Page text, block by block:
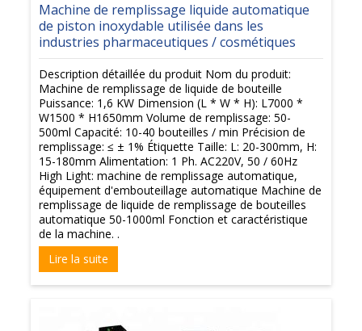
Machine de remplissage liquide automatique
de piston inoxydable utilisée dans les
industries pharmaceutiques / cosmétiques
Description détaillée du produit Nom du produit:
Machine de remplissage de liquide de bouteille
Puissance: 1,6 KW Dimension (L * W * H): L7000 *
W1500 * H1650mm Volume de remplissage: 50-
500ml Capacité: 10-40 bouteilles / min Précision de
remplissage: ≤ ± 1% Étiquette Taille: L: 20-300mm, H:
15-180mm Alimentation: 1 Ph. AC220V, 50 / 60Hz
High Light: machine de remplissage automatique,
équipement d'embouteillage automatique Machine de
remplissage de liquide de remplissage de bouteilles
automatique 50-1000ml Fonction et caractéristique
de la machine. .
Lire la suite